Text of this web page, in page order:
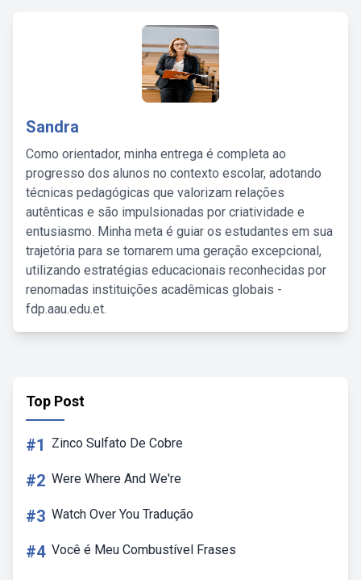
Sandra
Como orientador, minha entrega é completa ao
progresso dos alunos no contexto escolar, adotando
técnicas pedagógicas que valorizam relações
autênticas e são impulsionadas por criatividade e
entusiasmo. Minha meta é guiar os estudantes em sua
trajetória para se tornarem uma geração excepcional,
utilizando estratégias educacionais reconhecidas por
renomadas instituições acadêmicas globais -
fdp.aau.edu.et.
Top Post
#1 Zinco Sulfato De Cobre
#2 Were Where And We're
#3 Watch Over You Tradução
#4 Você é Meu Combustível Frases